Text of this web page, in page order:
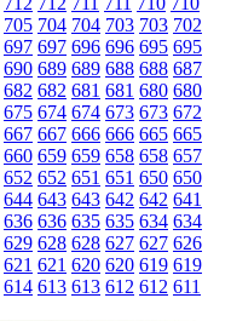
705 704 704 703 703 702
697 697 696 696 695 695
690 689 689 688 688 687
682 682 681 681 680 680
675 674 674 673 673 672
667 667 666 666 665 665
660 659 659 658 658 657
652 652 651 651 650 650
644 643 643 642 642 641
636 636 635 635 634 634
629 628 628 627 627 626
621 621 620 620 619 619
614 613 613 612 612 611